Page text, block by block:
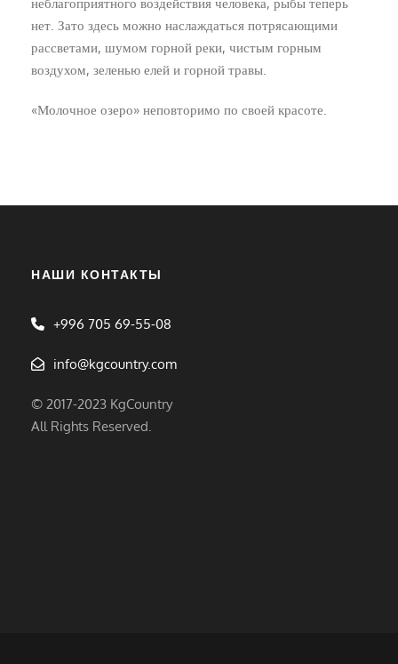
нет. Зато здесь можно наслаждаться потрясающими
рассветами, шумом горной реки, чистым горным
воздухом, зеленью елей и горной травы.
«Молочное озеро» неповторимо по своей красоте.
НАШИ КОНТАКТЫ
+996 705 69-55-08
info@kgcountry.com
© 2017-2023 KgCountry
All Rights Reserved.